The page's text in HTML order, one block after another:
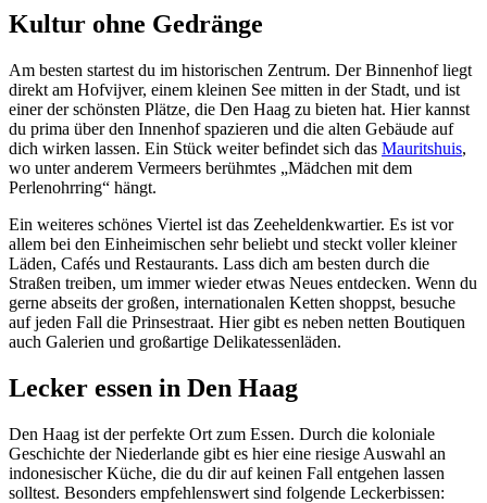
Kultur ohne Gedränge
Am besten startest du im historischen Zentrum. Der Binnenhof liegt
direkt am Hofvijver, einem kleinen See mitten in der Stadt, und ist
einer der schönsten Plätze, die Den Haag zu bieten hat. Hier kannst
du prima über den Innenhof spazieren und die alten Gebäude auf
dich wirken lassen. Ein Stück weiter befindet sich das Mauritshuis,
wo unter anderem Vermeers berühmtes „Mädchen mit dem
Perlenohrring“ hängt.
Ein weiteres schönes Viertel ist das Zeeheldenkwartier. Es ist vor
allem bei den Einheimischen sehr beliebt und steckt voller kleiner
Läden, Cafés und Restaurants. Lass dich am besten durch die
Straßen treiben, um immer wieder etwas Neues entdecken. Wenn du
gerne abseits der großen, internationalen Ketten shoppst, besuche
auf jeden Fall die Prinsestraat. Hier gibt es neben netten Boutiquen
auch Galerien und großartige Delikatessenläden.
Lecker essen in Den Haag
Den Haag ist der perfekte Ort zum Essen. Durch die koloniale
Geschichte der Niederlande gibt es hier eine riesige Auswahl an
indonesischer Küche, die du dir auf keinen Fall entgehen lassen
solltest. Besonders empfehlenswert sind folgende Leckerbissen: